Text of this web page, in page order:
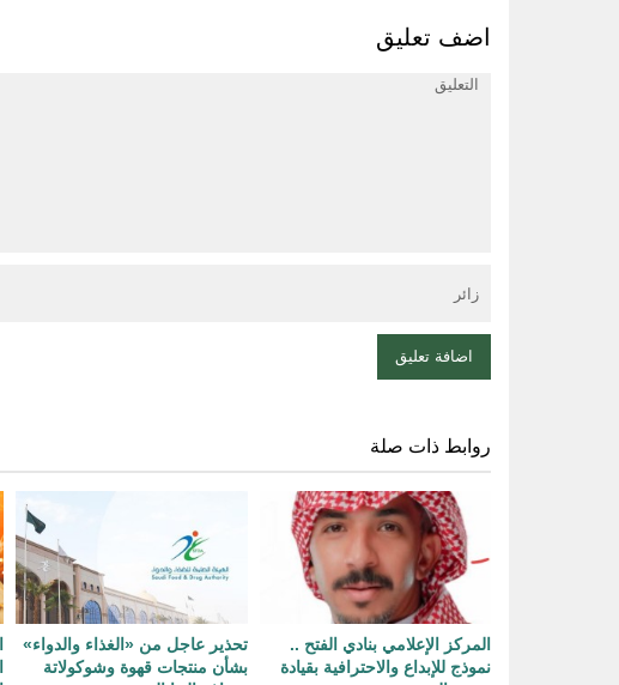
اضف تعليق
روابط ذات صلة
المركز الإعلامي بنادي الفتح ..
نموذج للإبداع والاحترافية بقيادة
تحذير عاجل من «الغذاء والدواء»
بشأن منتجات قهوة وشوكولاتة